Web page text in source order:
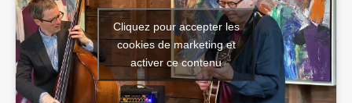
Cliquez pour accepter les
cookies de marketing et
activer ce contenu